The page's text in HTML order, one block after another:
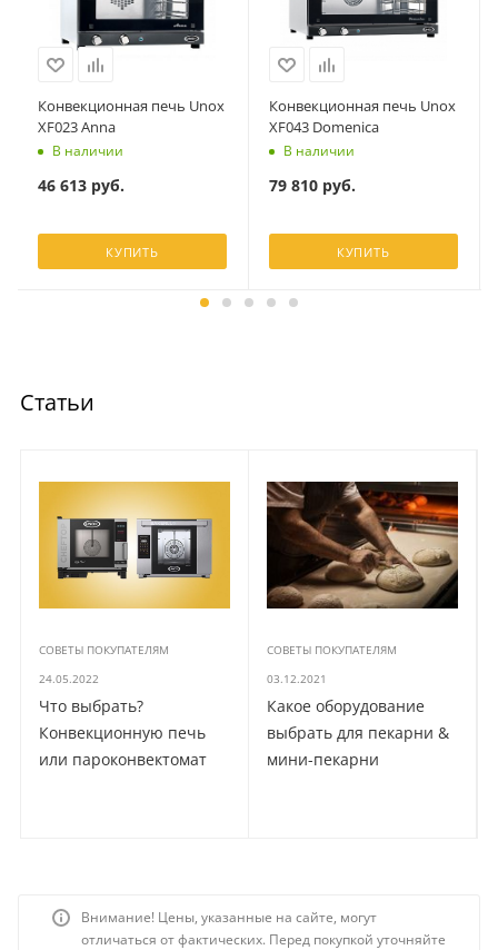
Конвекционная печь Unox
XF023 Anna
В наличии
46 613руб.
КУПИТЬ
Конвекционная печь Unox
XF043 Domenica
В наличии
79 810руб.
КУПИТЬ
Статьи
СОВЕТЫ ПОКУПАТЕЛЯМ
24.05.2022
Что выбрать?
Конвекционную печь
или пароконвектомат
СОВЕТЫ ПОКУПАТЕЛЯМ
03.12.2021
Какое оборудование
выбрать для пекарни &
мини-пекарни
Внимание! Цены, указанные на сайте, могут
отличаться от фактических. Перед покупкой уточняйте